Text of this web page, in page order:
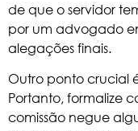
de que o servidor
por um advogado
alegações finais.
Outro ponto crucial
Portanto, formalize
comissão negue